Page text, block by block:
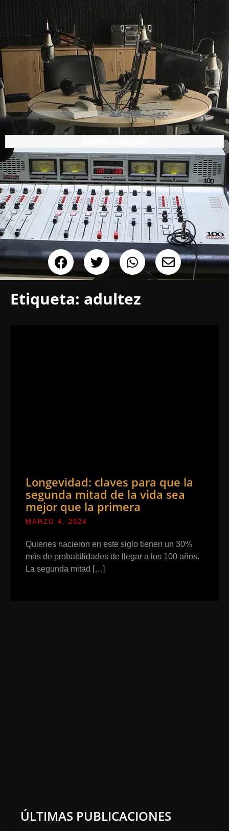
Etiqueta: adultez
Longevidad: claves para que la
segunda mitad de la vida sea
mejor que la primera
MARZO 4, 2024
Quienes nacieron en este siglo tienen un 30%
más de probabilidades de llegar a los 100 años.
La segunda mitad […]
ÚLTIMAS PUBLICACIONES